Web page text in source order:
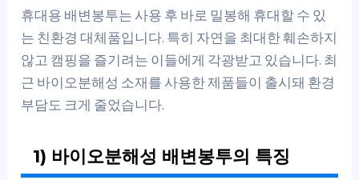
휴대용 배변봉투는 사용 후 바로 밀봉해 휴대할 수 있
는 친환경 대체품입니다. 특히 자연을 최대한 훼손하지
않고 캠핑을 즐기려는 이들에게 각광받고 있습니다. 최
근 바이오분해성 소재를 사용한 제품들이 출시돼 환경
부담도 크게 줄었습니다.
1) 바이오분해성 배변봉투의 특징